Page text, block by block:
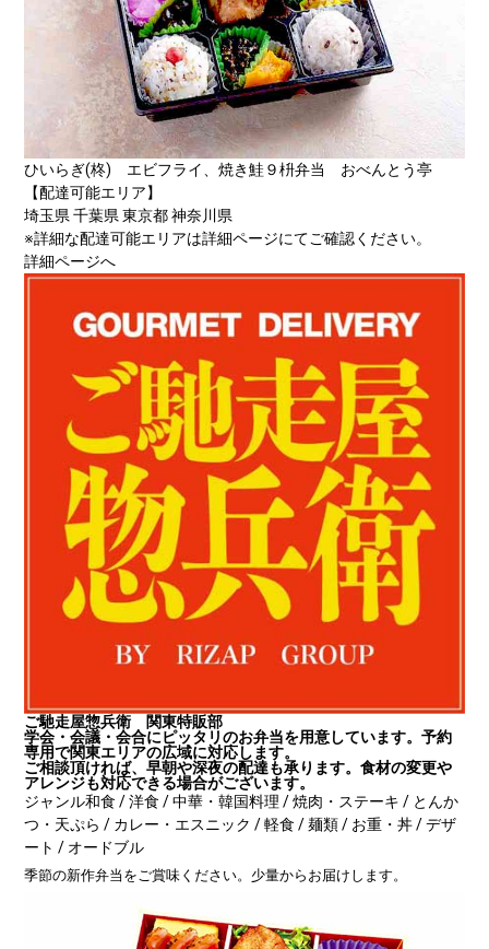
ひいらぎ(柊) エビフライ、焼き鮭９枡弁当 おべんとう亭
【配達可能エリア】
埼玉県 千葉県 東京都 神奈川県
※詳細な配達可能エリアは詳細ページにてご確認ください。
詳細ページへ
ご馳走屋惣兵衛 関東特販部
学会・会議・会合にピッタリのお弁当を用意しています。予約
専用で関東エリアの広域に対応します。
ご相談頂ければ、早朝や深夜の配達も承ります。食材の変更や
アレンジも対応できる場合がございます。
ジャンル和食 / 洋食 / 中華・韓国料理 / 焼肉・ステーキ / とんか
つ・天ぷら / カレー・エスニック / 軽食 / 麺類 / お重・丼 / デザ
ート / オードブル
季節の新作弁当をご賞味ください。少量からお届けします。